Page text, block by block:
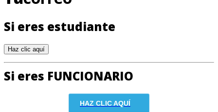
Si eres estudiante
Si eres FUNCIONARIO
HAZ CLIC AQUÍ